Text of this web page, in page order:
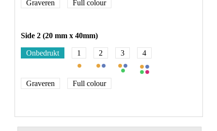
Graveren Full colour
Side 2 (20 mm x 40mm)
Onbedrukt 1 2 3 4
Graveren Full colour